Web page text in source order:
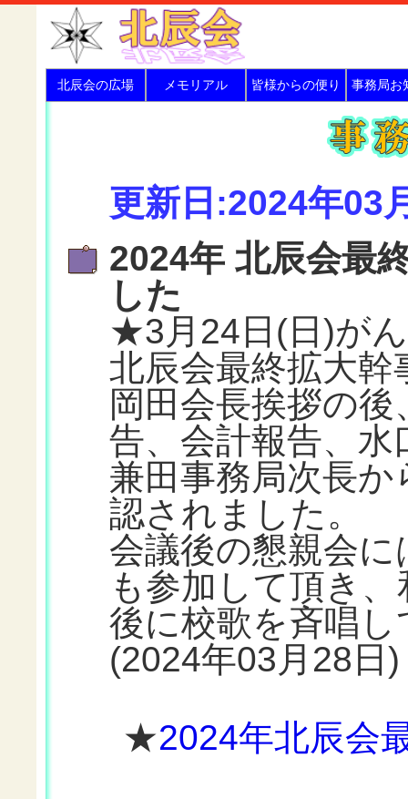
北辰会の広場 メモリアル 皆様からの便り 事務局お
更新日:2024年03
2024年 北辰会最
した
★3月24日(日)が
北辰会最終拡大
岡田会長挨拶の
告、会計報告、
兼田事務局次長
認されました。
会議後の懇親会
も参加して頂き
後に校歌を斉唱
(2024年03月28日)
★2024年北辰会